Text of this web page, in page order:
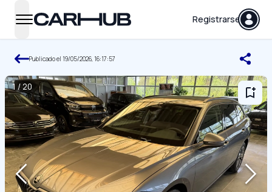
open navigation menu
Carhub Registrarse
Publicado el 19/05/2026, 16:17:57
1 /20